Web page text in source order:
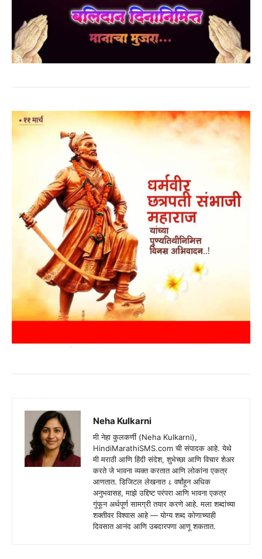
Neha Kulkarni
मी नेहा कुलकर्णी (Neha Kulkarni),
HindiMarathiSMS.com ची संपादक आहे. येथे
मी मराठी आणि हिंदी संदेश, शुभेच्छा आणि विचार शेअर
करते जे भावना व्यक्त करतात आणि लोकांना एकत्र
आणतात. डिजिटल लेखनात ८ वर्षांहून अधिक
अनुभवासह, माझे उद्दिष्ट परंपरा आणि भावना एकत्र
गुंफून अर्थपूर्ण सामग्री तयार करणे आहे. मला शब्दांच्या
शक्तीवर विश्वास आहे — योग्य शब्द कोणाच्याही
दिवसात आनंद आणि उबदारपणा आणू शकतात.